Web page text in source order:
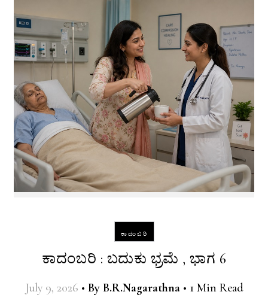
ಕಾದಂಬರಿ
ಕಾದಂಬರಿ : ಬದುಕು ಭ್ರಮೆ , ಭಾಗ 6
July 9, 2026 • By B.R.Nagarathna • 1 Min Read